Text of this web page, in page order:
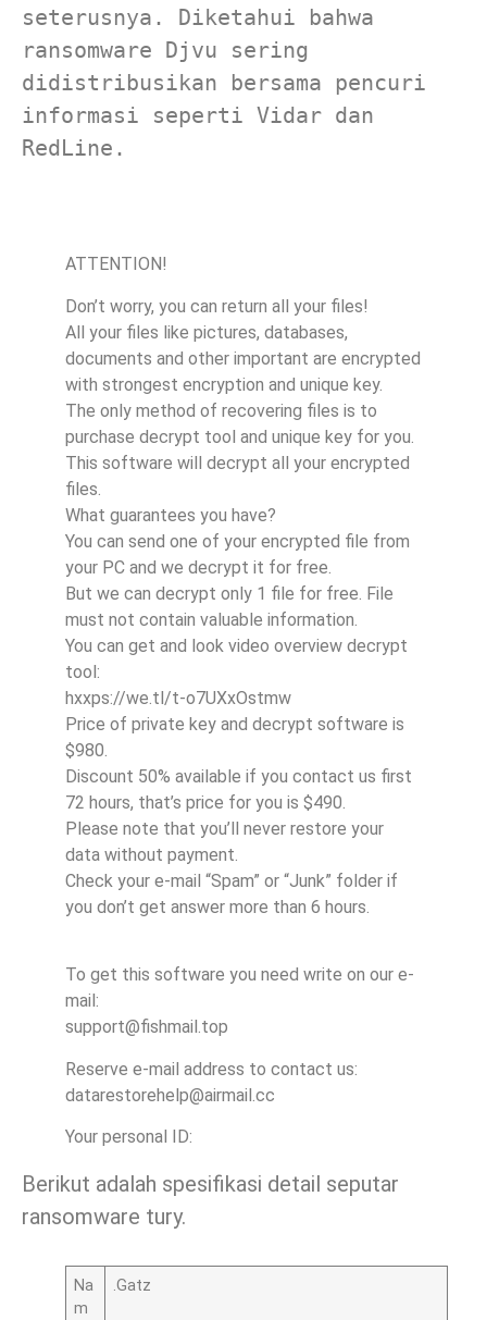
seterusnya. Diketahui bahwa
ransomware Djvu sering
didistribusikan bersama pencuri
informasi seperti Vidar dan
RedLine.
ATTENTION!
Don’t worry, you can return all your files!
All your files like pictures, databases,
documents and other important are encrypted
with strongest encryption and unique key.
The only method of recovering files is to
purchase decrypt tool and unique key for you.
This software will decrypt all your encrypted
files.
What guarantees you have?
You can send one of your encrypted file from
your PC and we decrypt it for free.
But we can decrypt only 1 file for free. File
must not contain valuable information.
You can get and look video overview decrypt
tool:
hxxps://we.tl/t-o7UXxOstmw
Price of private key and decrypt software is
$980.
Discount 50% available if you contact us first
72 hours, that’s price for you is $490.
Please note that you’ll never restore your
data without payment.
Check your e-mail “Spam” or “Junk” folder if
you don’t get answer more than 6 hours.
To get this software you need write on our e-
mail:
support@fishmail.top
Reserve e-mail address to contact us:
datarestorehelp@airmail.cc
Your personal ID:
Berikut adalah spesifikasi detail seputar
ransomware tury.
Na
m
.Gatz